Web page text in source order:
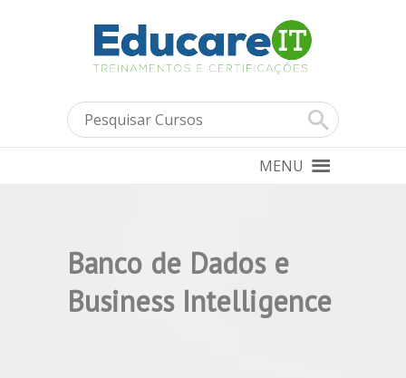
MENU
Banco de Dados e
Business Intelligence